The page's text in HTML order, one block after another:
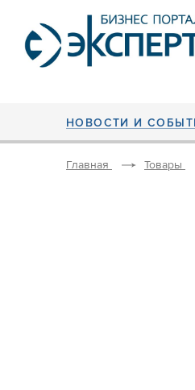
НОВОСТИ И
Главная Товары